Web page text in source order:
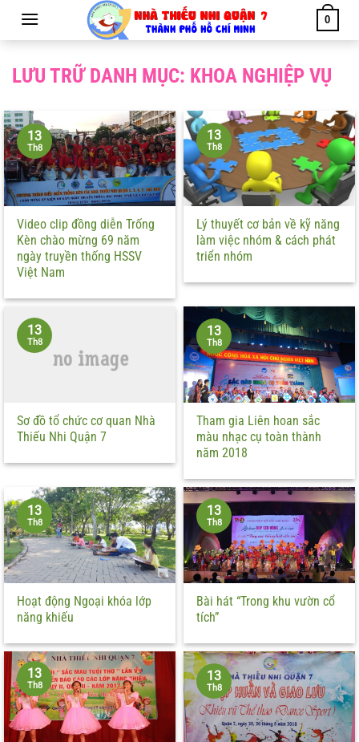
dung
0
LƯU TRỮ DANH MỤC: KHOA NGHIỆP VỤ
Video clip đồng diễn Trống
Kèn chào mừng 69 năm
ngày truyền thống HSSV
Việt Nam
13
Th8
Lý thuyết cơ bản về kỹ năng
làm việc nhóm & cách phát
triển nhóm
13
Th8
Sơ đồ tổ chức cơ quan Nhà
Thiếu Nhi Quận 7
13
Th8
Tham gia Liên hoan sắc
màu nhạc cụ toàn thành
năm 2018
13
Th8
Hoạt động Ngoại khóa lớp
năng khiếu
13
Th8
Bài hát “Trong khu vườn cổ
tích”
13
Th8
13
Th8
13
Th8